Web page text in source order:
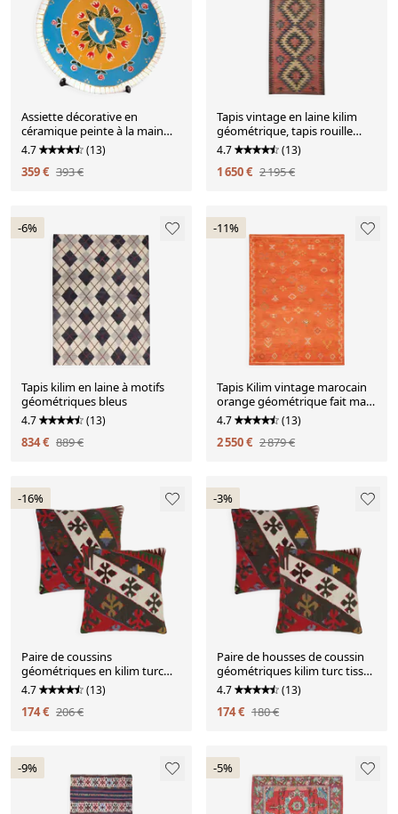
Assiette décorative en
céramique peinte à la main
avec un design folklorique de
colombe et de fleurs
4.7 (13)
359 € 393 €
Tapis vintage en laine kilim
géométrique, tapis rouille
traditionnel en kilim tissé à
4.7 (13)
1 650 € 2 195 €
-6%
Tapis kilim en laine à motifs
géométriques bleus
4.7 (13)
834 € 889 €
-11%
Tapis Kilim vintage marocain
orange géométrique fait main
en tissage à plat pour salon
4.7 (13)
2 550 € 2 879 €
-16%
Paire de coussins
géométriques en kilim turc
plat
4.7 (13)
174 € 206 €
-3%
Paire de housses de coussin
géométriques kilim turc tissé
à plat
4.7 (13)
174 € 180 €
-9% -5%